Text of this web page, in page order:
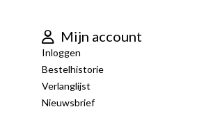
Mijn account
Inloggen
Bestelhistorie
Verlanglijst
Nieuwsbrief